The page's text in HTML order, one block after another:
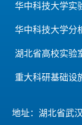
华中科技大学实
华中科技大学分
湖北省高校实验
重大科研基础设
地址：湖北省武